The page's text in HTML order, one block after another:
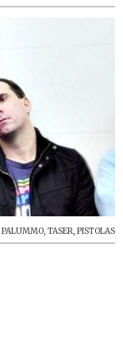
PALUMMO, TASER, PISTOLAS